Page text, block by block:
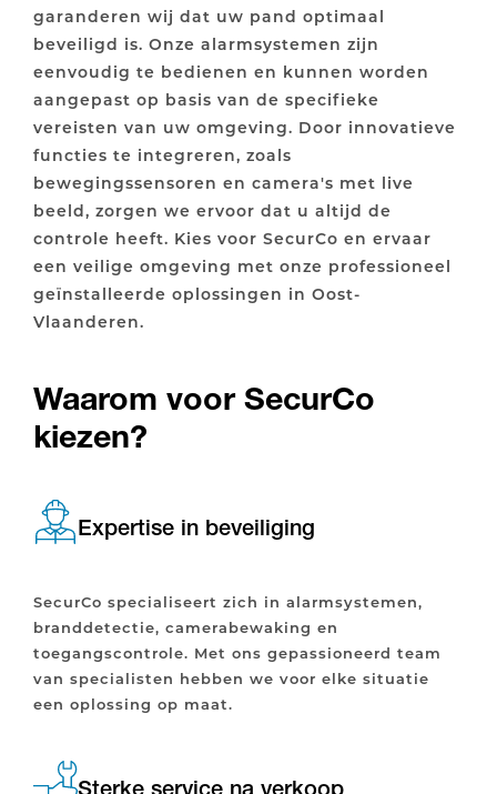
garanderen wij dat uw pand optimaal
beveiligd is. Onze alarmsystemen zijn
eenvoudig te bedienen en kunnen worden
aangepast op basis van de specifieke
vereisten van uw omgeving. Door innovatieve
functies te integreren, zoals
bewegingssensoren en camera's met live
beeld, zorgen we ervoor dat u altijd de
controle heeft. Kies voor SecurCo en ervaar
een veilige omgeving met onze professioneel
geïnstalleerde oplossingen in Oost-
Vlaanderen.
Waarom voor SecurCo
kiezen?
Expertise in beveiliging
SecurCo specialiseert zich in alarmsystemen,
branddetectie, camerabewaking en
toegangscontrole. Met ons gepassioneerd team
van specialisten hebben we voor elke situatie
een oplossing op maat.
Sterke service na verkoop